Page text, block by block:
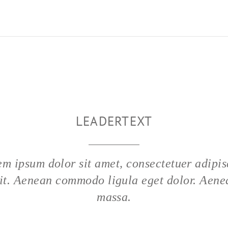
LEADERTEXT
ipsum dolor sit amet, consectetuer
Aenean commodo ligula eget dolor.
massa.